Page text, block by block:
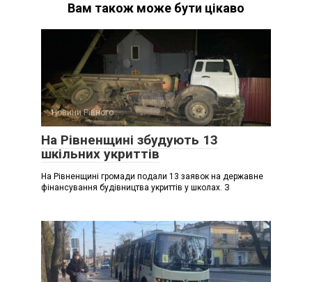
Вам також може бути цікаво
Новини Рівного
На Рівненщині збудують 13
шкільних укриттів
На Рівненщині громади подали 13 заявок на державне
фінансування будівництва укриттів у школах. З